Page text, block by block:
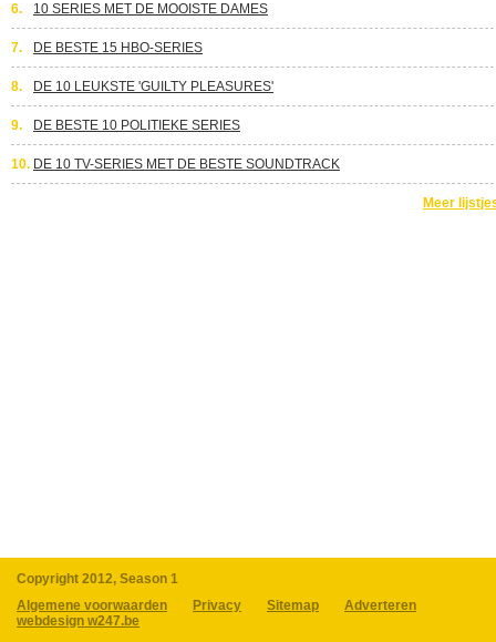
6. 10 SERIES MET DE MOOISTE DAMES
7. DE BESTE 15 HBO-SERIES
8. DE 10 LEUKSTE 'GUILTY PLEASURES'
9. DE BESTE 10 POLITIEKE SERIES
10. DE 10 TV-SERIES MET DE BESTE SOUNDTRACK
Meer
Copyright 2012, Season 1
Algemene voorwaarden
Privacy Sitemap
Adverteren
webdesign w247.be